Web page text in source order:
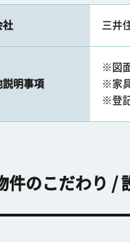
社 三井
説明事項
※図
※家
※登
件のこだわり /